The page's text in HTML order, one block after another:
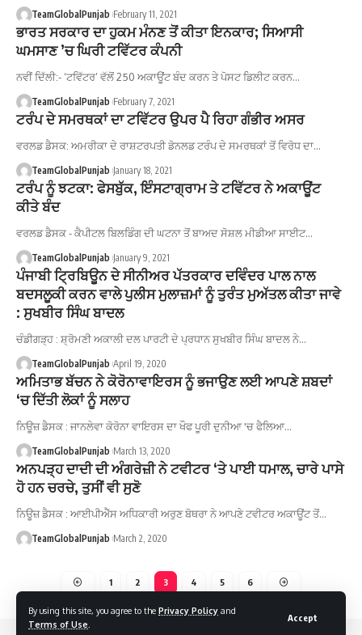
By using this site, you agree to the Privacy Policy and
Terms of Use
Accept
TeamGlobalPunjab February 11, 2021
ਭਾਰਤ ਸਰਕਾਰ ਦਾ ਹੁਕਮ ਮੰਨਣ ਤੋਂ ਕੀਤਾ ਇਨਕਾਰ; ਸਿਆਸੀ
ਘਮਸਾਣ ’ਚ ਘਿਰੀ ਟਵਿੱਟਰ ਕੰਪਨੀ
ਨਵੀਂ ਦਿੱਲੀ:- ‘ਟਵਿੱਟਰ’ ਵੱਲੋਂ 250 ਅਕਾਊਂਟ ਬੰਦ ਕਰਨ ਤੇ ਪੋਸਟ ਡਿਲੀਟ ਕਰਨ…
TeamGlobalPunjab February 7, 2021
ਟਰੰਪ ਦੇ ਸਮਰਥਕਾਂ ਦਾ ਟਵਿੱਟਰ ਉਪਰ ਪੈ ਰਿਹਾ ਗੰਭੀਰ ਅਸਰ
ਵਰਲਡ ਡੈਸਕ: ਅਮਰੀਕਾ ਦੇ ਰਾਸ਼ਟਰਪਤੀ ਡੋਨਲਡ ਟਰੰਪ ਦੇ ਸਮਰਥਕਾਂ ਤੋਂ ਵਿਰੋਧ ਦਾ…
TeamGlobalPunjab January 18, 2021
ਟਰੰਪ ਨੂੰ ਝਟਕਾ: ਫੇਸਬੁੱਕ, ਇੰਸਟਾਗ੍ਰਾਮ ਤੇ ਟਵਿੱਟਰ ਨੇ ਅਕਾਊਂਟ
ਕੀਤੇ ਬੰਦ
ਵਰਲਡ ਡੈਸਕ - ਕੈਪੀਟਲ ਬਿਲਡਿੰਗ ਦੀ ਘਟਨਾ ਤੋਂ ਬਾਅਦ ਸੋਸ਼ਲ ਮੀਡੀਆ ਸਾਈਟ…
TeamGlobalPunjab January 9, 2021
ਪੰਜਾਬੀ ਟ੍ਰਿਬਿਊਨ ਦੇ ਸੀਨੀਅਰ ਪੱਤਰਕਾਰ ਦਵਿੰਦਰ ਪਾਲ ਨਾਲ
ਬਦਸਲੂਕੀ ਕਰਨ ਵਾਲੇ ਪੁਲੀਸ ਮੁਲਾਜ਼ਮਾਂ ਨੂੰ ਤੁਰੰਤ ਮੁਅੱਤਲ ਕੀਤਾ ਜਾਵੇ
: ਸੁਖਬੀਰ ਸਿੰਘ ਬਾਦਲ
ਚੰਡੀਗੜ੍ਹ : ਸ਼੍ਰੋਮਣੀ ਅਕਾਲੀ ਦਲ ਪਾਰਟੀ ਦੇ ਪ੍ਰਧਾਨ ਸੁਖਬੀਰ ਸਿੰਘ ਬਾਦਲ ਨੇ…
TeamGlobalPunjab April 19, 2020
ਅਮਿਤਾਭ ਬੱਚਨ ਨੇ ਕੋਰੋਨਾਵਾਇਰਸ ਨੂੰ ਭਜਾਉਣ ਲਈ ਆਪਣੇ ਸ਼ਬਦਾਂ
‘ਚ ਦਿੱਤੀ ਲੋਕਾਂ ਨੂੰ ਸਲਾਹ
ਨਿਊਜ਼ ਡੈਸਕ : ਜਾਨਲੇਵਾ ਕੋਰੋਨਾ ਵਾਇਰਸ ਦਾ ਖੌਫ ਪੂਰੀ ਦੁਨੀਆ 'ਚ ਫੈਲਿਆ…
TeamGlobalPunjab March 13, 2020
ਅਨਪੜ੍ਹ ਦਾਦੀ ਦੀ ਅੰਗਰੇਜ਼ੀ ਨੇ ਟਵੀਟਰ ‘ਤੇ ਪਾਈ ਧਮਾਲ, ਚਾਰੇ ਪਾਸੇ
ਹੋ ਹਨ ਚਰਚੇ, ਤੁਸੀਂ ਵੀ ਸੁਣੋ
ਨਿਊਜ਼ ਡੈਸਕ : ਆਈਪੀਐੱਸ ਅਧਿਕਾਰੀ ਅਰੁਣ ਬੋਥਰਾ ਨੇ ਆਪਣੇ ਟਵੀਟਰ ਅਕਾਊਂਟ ਤੋਂ…
TeamGlobalPunjab March 2, 2020
1 2 3 4 5 6